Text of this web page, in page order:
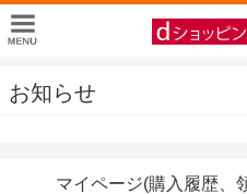
お知らせ
マイページ(購入履歴、